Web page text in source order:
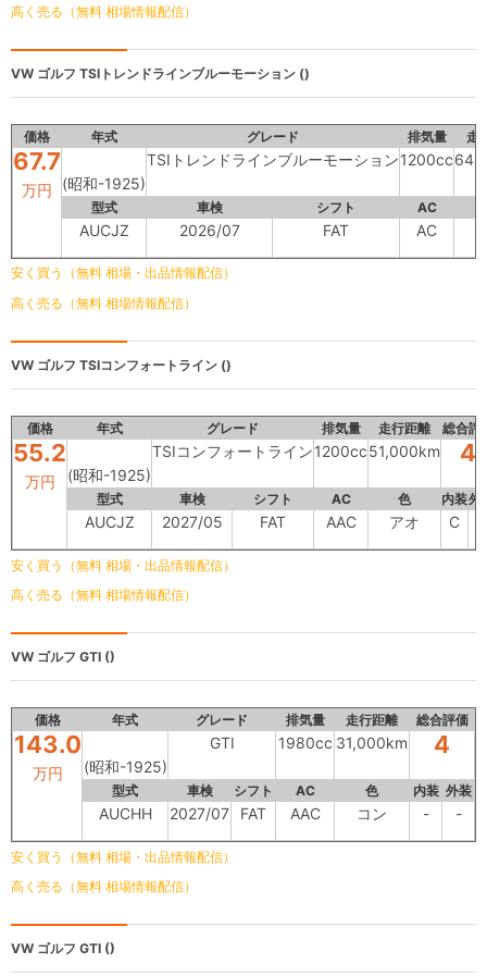
高く売る（無料 相場情報配信）
VW ゴルフ TSIトレンドラインブルーモーション ()
価格 年式 グレード 排気量 走
67.7
万円 (昭和-1925)
TSIトレンドラインブルーモーション1200cc
型式 車検 シフト AC
AUCJZ 2026/07 FAT AC
安く買う（無料 相場・出品情報配信）
高く売る（無料 相場情報配信）
VW ゴルフ TSIコンフォートライン ()
価格 年式 グレード 排気量 走行距離 総合評
55.2
万円 (昭和-1925)
TSIコンフォートライン1200cc51,000km 4
型式 車検 シフト AC 色 内装外
AUCJZ 2027/05 FAT AAC アオ C
安く買う（無料 相場・出品情報配信）
高く売る（無料 相場情報配信）
VW ゴルフ GTI ()
価格 年式 グレード 排気量 走行距離 総合評価
143.0
万円 (昭和-1925)
GTI 1980cc 31,000km 4
型式 車検 シフト AC 色 内装 外装
AUCHH 2027/07 FAT AAC コン - -
安く買う（無料 相場・出品情報配信）
高く売る（無料 相場情報配信）
VW ゴルフ GTI ()